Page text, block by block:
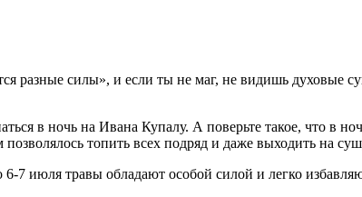
разные силы», и если ты не маг, не видишь духовые
в ночь на Ивана Купалу. А поверьте такое, что в
топить всех подряд и даже выходить на
7 июля травы обладают особой силой и легко